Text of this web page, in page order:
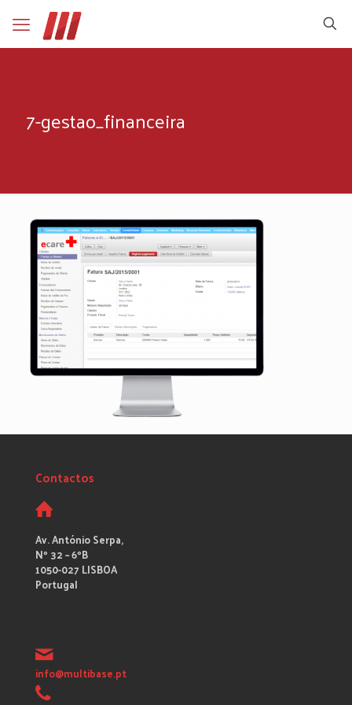
7-gestao_financeira
Contactos
Av. António Serpa,
Nº 32 – 6ºB
1050-027 LISBOA
Portugal
info@multibase.pt